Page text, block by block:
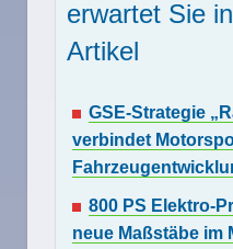
erwartet Sie
Artikel
GSE-Strategie
verbindet
800 PS Elektro-
neue Maßstäbe im